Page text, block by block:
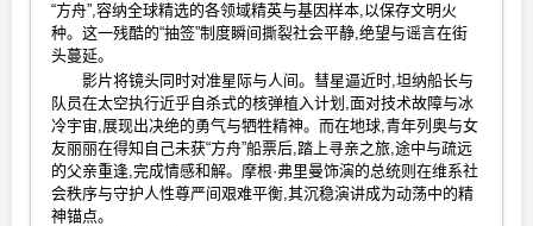
“方舟”,容纳全球精选的各领域精英与基因样本,以保存文明火
种。这一残酷的“抽签”制度瞬间撕裂社会平静,绝望与谣言在街
头蔓延。
影片将镜头同时对准星际与人间。彗星逼近时,坦纳船长与
队员在太空执行近乎自杀式的核弹植入计划,面对技术故障与冰
冷宇宙,展现出决绝的勇气与牺牲精神。而在地球,青年列奥与女
友丽丽在得知自己未获“方舟”船票后,踏上寻亲之旅,途中与疏远
的父亲重逢,完成情感和解。摩根·弗里曼饰演的总统则在维系社
会秩序与守护人性尊严间艰难平衡,其沉稳演讲成为动荡中的精
神锚点。